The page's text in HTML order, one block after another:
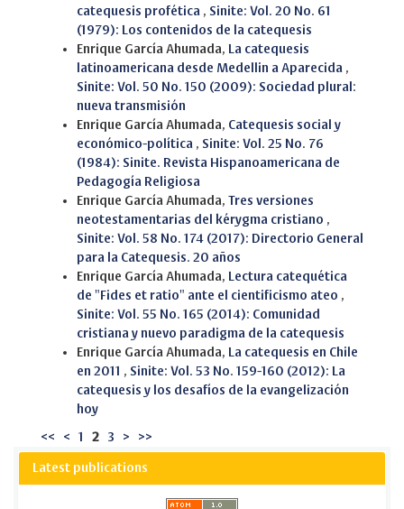
catequesis profética , Sinite: Vol. 20 No. 61
(1979): Los contenidos de la catequesis
Enrique García Ahumada,
La catequesis
latinoamericana desde Medellin a Aparecida ,
Sinite: Vol. 50 No. 150 (2009): Sociedad plural:
nueva transmisión
Enrique García Ahumada, Catequesis social y
económico-política , Sinite: Vol. 25 No. 76
(1984): Sinite. Revista Hispanoamericana de
Pedagogía Religiosa
Enrique García Ahumada, Tres versiones
neotestamentarias del kérygma cristiano ,
Sinite: Vol. 58 No. 174 (2017): Directorio General
para la Catequesis. 20 años
Enrique García Ahumada,
Lectura catequética
de "Fides et ratio" ante el cientificismo ateo ,
Sinite: Vol. 55 No. 165 (2014): Comunidad
cristiana y nuevo paradigma de la catequesis
Enrique García Ahumada,
La catequesis en Chile
en 2011 , Sinite: Vol. 53 No. 159-160 (2012): La
catequesis y los desafíos de la evangelización
hoy
<< < 1 2 3 > >>
Latest publications